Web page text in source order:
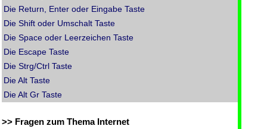
Die Return, Enter oder Eingabe Taste
Die Shift oder Umschalt Taste
Die Space oder Leerzeichen Taste
Die Escape Taste
Die Strg/Ctrl Taste
Die Alt Taste
Die Alt Gr Taste
>> Fragen zum Thema Internet